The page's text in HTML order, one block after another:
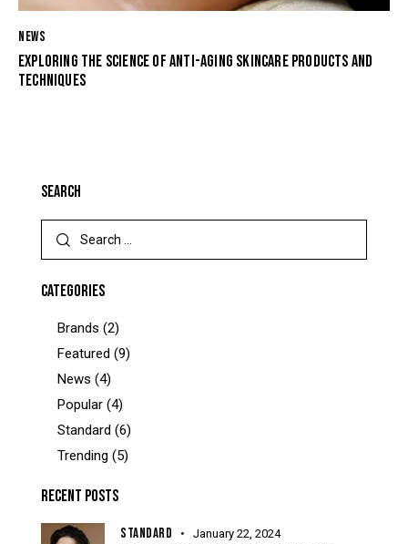
NEWS
EXPLORING THE SCIENCE OF ANTI-AGING SKINCARE PRODUCTS AND
TECHNIQUES
SEARCH
CATEGORIES
Brands (2)
Featured (9)
News (4)
Popular (4)
Standard (6)
Trending (5)
RECENT POSTS
STANDARD January 22, 2024